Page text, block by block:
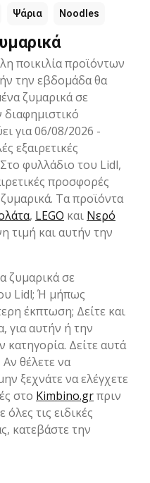
Ψάρια Noodles
ποικιλία προϊόντων
την εβδομάδα θα
ζυμαρικά σε
για 06/08/2026 -
εξαιρετικές
φυλλάδιο του Lidl,
προσφορές
Τα προϊόντα
, LEGO και Νερό
τιμή και αυτήν την
ζυμαρικά σε
Lidl; Ή μήπως
έκπτωση; Δείτε και
για αυτήν ή την
Δείτε αυτά
θέλετε να
ξεχνάτε να ελέγχετε
στο Kimbino.grπριν
τις ειδικές
κατεβάστε την